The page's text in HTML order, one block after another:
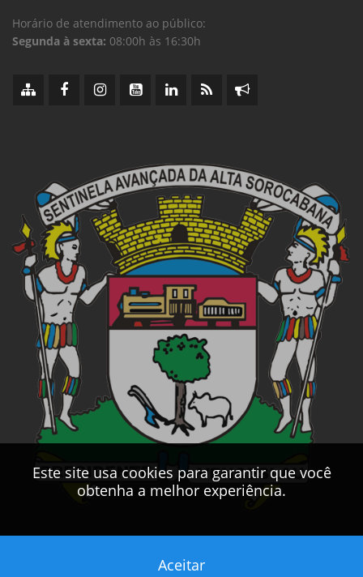
Este site usa cookies para garantir que você
obtenha a melhor experiência.
Aceitar
Horário de atendimento ao público:
Segunda à sexta: 08:00h às 16:30h